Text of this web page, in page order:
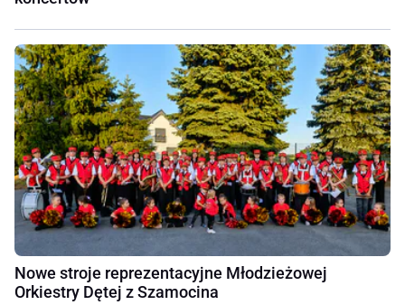
Nowe stroje reprezentacyjne Młodzieżowej
Orkiestry Dętej z Szamocina